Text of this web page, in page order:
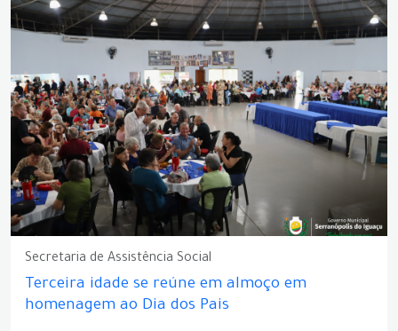
Secretaria de Assistência Social
Terceira idade se reúne em almoço em
homenagem ao Dia dos Pais